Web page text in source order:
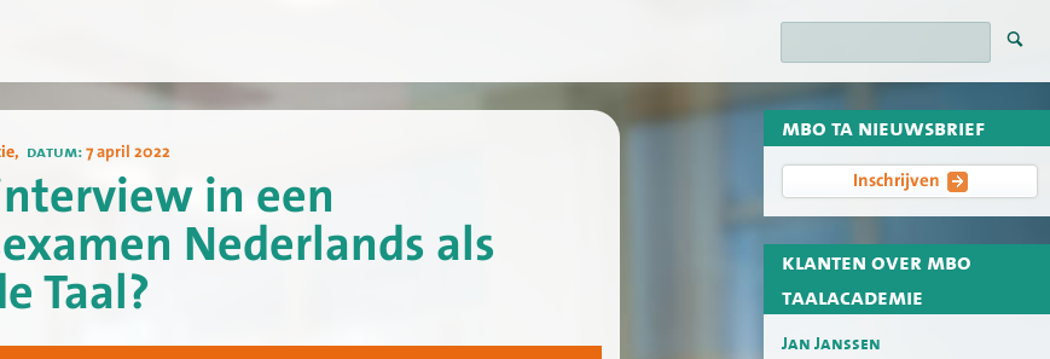
mbo ta nieuwsbrief
Inschrijven
klanten over mbo
taalacademie
Jan Janssen
, datum:7 april 2022
in een
Nederlands als
Taal?